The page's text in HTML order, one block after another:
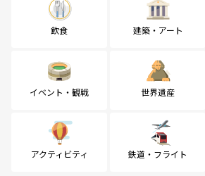
飲食 建築・アート
イベント・観戦 世界遺産
アクティビティ 鉄道・フライト